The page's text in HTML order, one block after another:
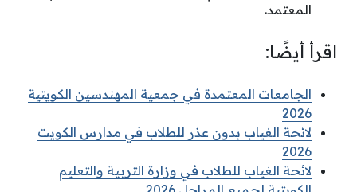
المعتمد.
اقرأ أيضًا:
الجامعات المعتمدة في جمعية المهندسين الكويتية
2026
لائحة الغياب بدون عذر للطلاب في مدارس الكويت
2026
لائحة الغياب للطلاب في وزارة التربية والتعليم